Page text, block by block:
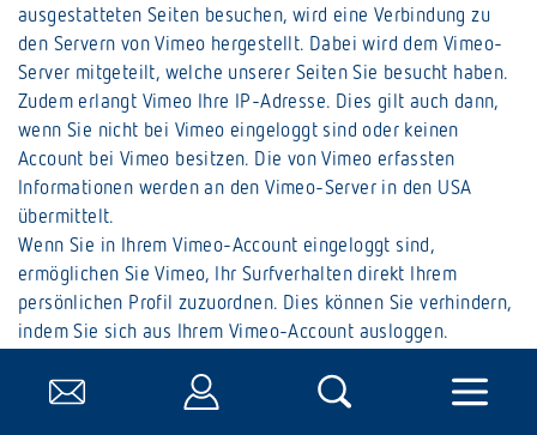
ausgestatteten Seiten besuchen, wird eine Verbindung zu
den Servern von Vimeo hergestellt. Dabei wird dem Vimeo-
Server mitgeteilt, welche unserer Seiten Sie besucht haben.
Zudem erlangt Vimeo Ihre IP-Adresse. Dies gilt auch dann,
wenn Sie nicht bei Vimeo eingeloggt sind oder keinen
Account bei Vimeo besitzen. Die von Vimeo erfassten
Informationen werden an den Vimeo-Server in den USA
übermittelt.
Wenn Sie in Ihrem Vimeo-Account eingeloggt sind,
ermöglichen Sie Vimeo, Ihr Surfverhalten direkt Ihrem
persönlichen Profil zuzuordnen. Dies können Sie verhindern,
indem Sie sich aus Ihrem Vimeo-Account ausloggen.
ansprechenden Darstellung unserer Online-Angebote und zu
Zwecken der Vermittlung von Lerninhalten für unsere